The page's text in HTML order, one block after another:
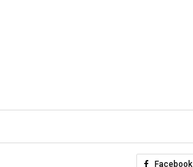
Facebook